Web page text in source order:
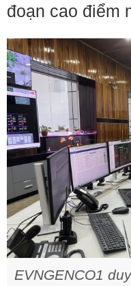
đoạn cao điểm
EVNGENCO1